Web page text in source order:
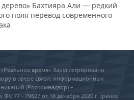
дерево» Бахтияра Али — редкий
поля перевод современного
время» Зарегистрировано
в сфере связи, информационных
(Роскомнадзор) –
77 - 79627 от 18 декабря 2020 г. (ранее